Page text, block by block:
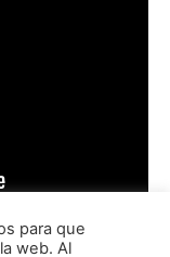
para que
web. Al